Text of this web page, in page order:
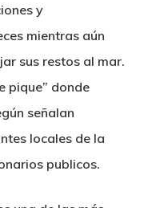
y
mientras aún
sus restos al mar.
pique” donde
señalan
locales de la
publicos.